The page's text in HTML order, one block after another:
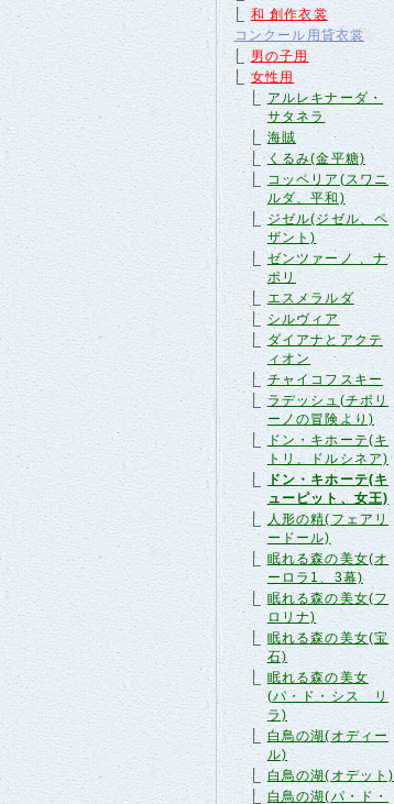
和 創作衣裳
コンクール用貸衣裳
男の子用
女性用
アルレキナーダ・
サタネラ
海賊
くるみ(金平糖)
コッペリア(スワニ
ルダ、平和)
ジゼル(ジゼル、ペ
ザント)
ゼンツァーノ 、ナ
ポリ
エスメラルダ
シルヴィア
ダイアナとアクテ
ィオン
チャイコフスキー
ラデッシュ(チポリ
ーノの冒険より)
ドン・キホーテ(キ
トリ、ドルシネア)
ドン・キホーテ(キ
ューピット、女王)
人形の精(フェアリ
ードール)
眠れる森の美女(オ
ーロラ1、3幕)
眠れる森の美女(フ
ロリナ)
眠れる森の美女(宝
石)
眠れる森の美女
(パ・ド・シス リ
ラ)
白鳥の湖(オディー
ル)
白鳥の湖(オデット)
白鳥の湖(パ・ド・